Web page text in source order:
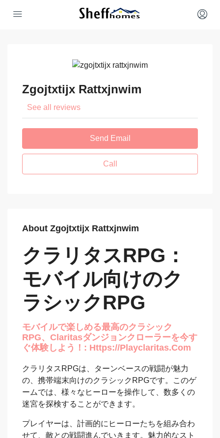
Zgojtxtijx Rattxjnwim
See all reviews
Send Email
Call
About Zgojtxtijx Rattxjnwim
クラリタスRPG：
モバイル向けのク
ラシックRPG
モバイルで楽しめる最高のクラシック
RPG、Claritasダンジョンクローラーを今す
ぐ体験しよう！: Https://playclaritas.com
クラリタスRPGは、ターンベースの戦闘が魅力
の、携帯端末向けのクラシックRPGです。このゲ
ームでは、様々なヒーローを操作して、数多くの
迷宮を探検することができます。
プレイヤーは、計画的にヒーローたちを組み合わ
せて、敵との戦闘進んでいきます。魅力的なスト